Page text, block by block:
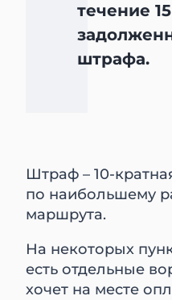
течение
штрафа.
Штраф – 10-
по наибольшему
маршрута.
На некоторых
есть отдельные
хочет на месте